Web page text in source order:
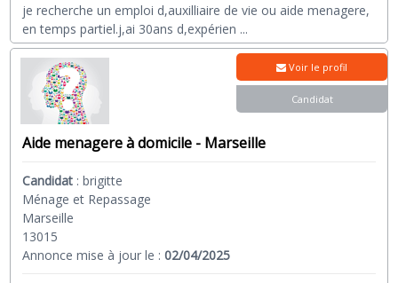
je recherche un emploi d,auxilliaire de vie ou aide menagere,
en temps partiel.j,ai 30ans d,expérien ...
Aide menagere à domicile - Marseille
Candidat :brigitte
Ménage et Repassage
Marseille
13015
Annonce mise à jour le :02/04/2025
Voir le profil
Candidat